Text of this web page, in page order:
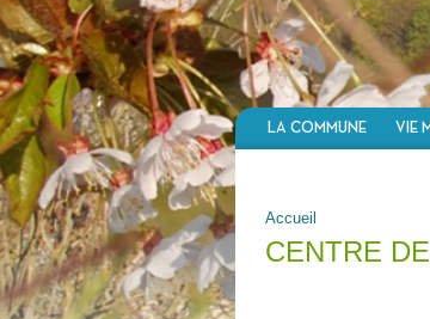
LA COMMUNE VIE
VOUS ÊTES
Accueil
CENTRE